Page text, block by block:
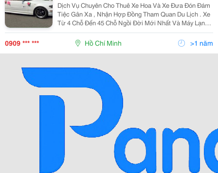
Dịch Vụ Chuyên Cho Thuê Xe Hoa Và Xe Đưa Đón Đám
Tiệc Gân Xa , Nhận Hợp Đồng Tham Quan Du Lịch . Xe
Từ 4 Chỗ Đến 45 Chỗ Ngồi Đời Mới Nhất Và Máy Lạnh .
Vv..... Đê Biết Thêm Nhiều Hình Thức Khác Xin Vui
Lòng Tell : 0909173458 Gặp A Đức Hoặc 0909682458
0909 *** *** Hồ Chí Minh >1 năm